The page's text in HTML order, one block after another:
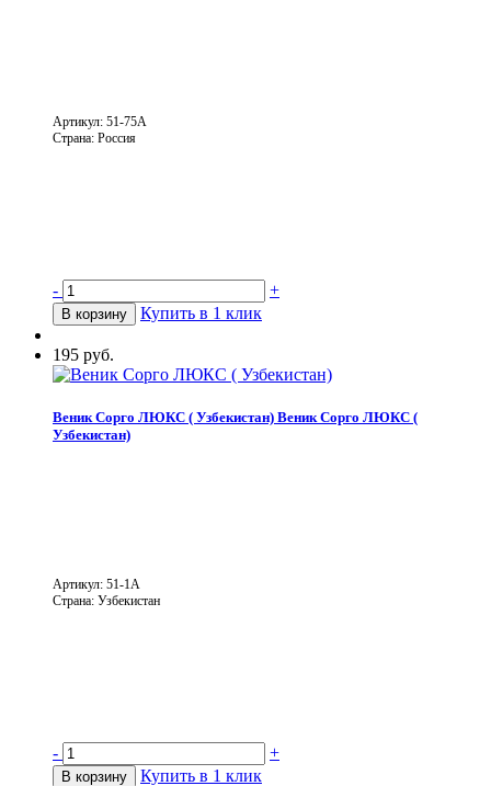
Артикул: 51-75A
Страна: Россия
- +
В корзину Купить в 1 клик
195 руб.
Веник Сорго ЛЮКС ( Узбекистан) Веник Сорго ЛЮКС (
Узбекистан)
Артикул: 51-1А
Страна: Узбекистан
- +
В корзину
Купить в 1 клик